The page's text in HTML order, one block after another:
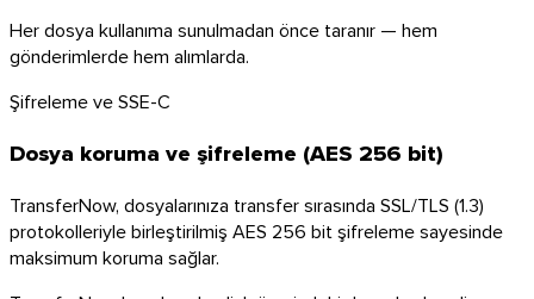
Her dosya kullanıma sunulmadan önce taranır — hem
gönderimlerde hem alımlarda.
Şifreleme ve SSE-C
Dosya koruma ve şifreleme (AES 256 bit)
TransferNow, dosyalarınıza transfer sırasında SSL/TLS (1.3)
protokolleriyle birleştirilmiş AES 256 bit şifreleme sayesinde
maksimum koruma sağlar.